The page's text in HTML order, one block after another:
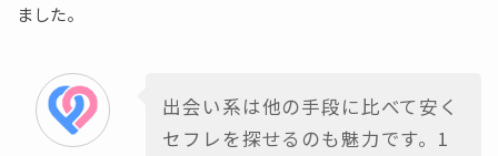
ました。
出会い系は他の手段に比べて安く
セフレを探せるのも魅力です。1